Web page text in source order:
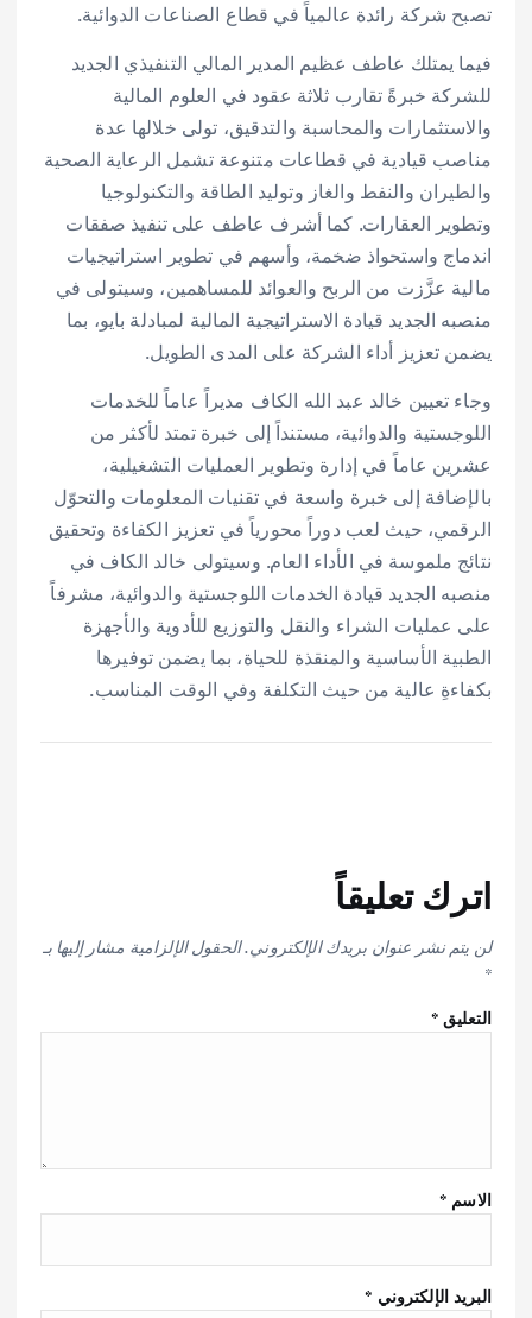
تصبح شركة رائدة عالمياً في قطاع الصناعات الدوائية.
فيما يمتلك عاطف عظيم المدير المالي التنفيذي الجديد
للشركة خبرةً تقارب ثلاثة عقود في العلوم المالية
والاستثمارات والمحاسبة والتدقيق، تولى خلالها عدة
مناصب قيادية في قطاعات متنوعة تشمل الرعاية الصحية
والطيران والنفط والغاز وتوليد الطاقة والتكنولوجيا
وتطوير العقارات. كما ‏أشرف عاطف على تنفيذ صفقات
اندماج واستحواذ ضخمة، وأسهم في تطوير استراتيجيات
مالية عزَّزت من الربح والعوائد للمساهمين، وسيتولى في
منصبه الجديد قيادة الاستراتيجية المالية لمبادلة بايو، بما
يضمن تعزيز أداء الشركة على المدى الطويل.
وجاء تعيين خالد عبد الله الكاف مديراً عاماً للخدمات
اللوجستية والدوائية، مستنداً إلى خبرة تمتد لأكثر من
عشرين عاماً في إدارة وتطوير العمليات التشغيلية،
بالإضافة إلى خبرة واسعة في تقنيات المعلومات والتحوّل
الرقمي، حيث لعب دوراً محورياً في تعزيز الكفاءة وتحقيق
نتائج ملموسة في الأداء العام. وسيتولى خالد الكاف في
منصبه الجديد قيادة الخدمات اللوجستية والدوائية، مشرفاً
على عمليات الشراء والنقل والتوزيع للأدوية والأجهزة
الطبية الأساسية والمنقذة للحياة، بما يضمن توفيرها
بكفاءةِ عالية من حيث التكلفة وفي الوقت المناسب.
اترك تعليقاً
لن يتم نشر عنوان بريدك الإلكتروني.الحقول الإلزامية مشار إليها بـ
*
التعليق*
الاسم *
البريد الإلكتروني *